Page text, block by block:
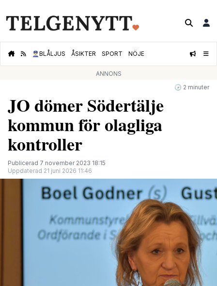
👮🏻‍♂️BLÅLJUS ÅSIKTER SPORT NÖJE
ANNONS
🕝 2 minuter
JO dömer Södertälje
kommun för olagliga
kontroller
Publicerad 7 november 2023 18:15
Uppdaterad 21 juni 2026 11:46